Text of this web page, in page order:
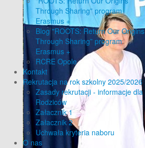
Through Sharing” program
Erasmus +
Blog "ROOTS: Return Our Origins
Through Sharing” program
Erasmus +
RCRE Opole
Kontakt
Rekrutacja na rok szkolny 2025/2026
Zasady rekrutacji - informacje dla
Rodziców
Załacznik 1
Załacznik 2
Uchwała kryteria naboru
O nas